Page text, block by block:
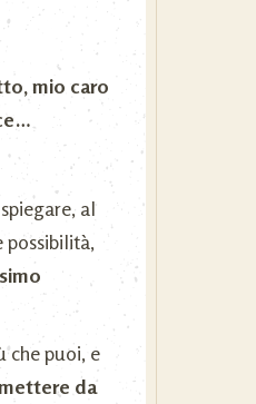
mio caro
al
che puoi, e
da